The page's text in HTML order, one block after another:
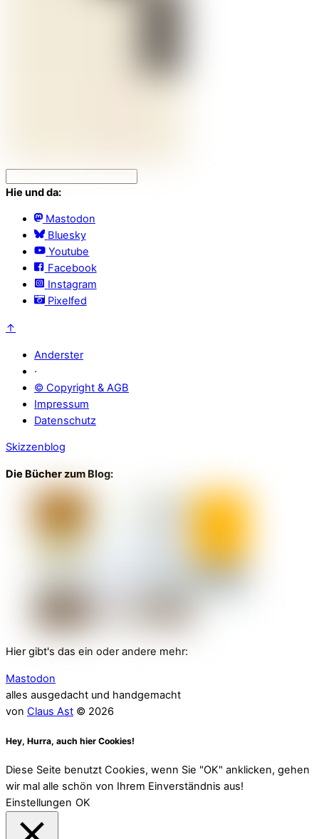
Hie und da:
Mastodon
Bluesky
Youtube
Facebook
Instagram
Pixelfed
↑
Anderster
·
© Copyright & AGB
Impressum
Datenschutz
Skizzenblog
Die Bücher zum Blog:
Hier gibt's das ein oder andere mehr:
Mastodon
alles ausgedacht und handgemacht
von Claus Ast © 2026
Hey, Hurra, auch hier Cookies!
Diese Seite benutzt Cookies, wenn Sie "OK" anklicken, gehen
wir mal alle schön von Ihrem Einverständnis aus!
Einstellungen OK